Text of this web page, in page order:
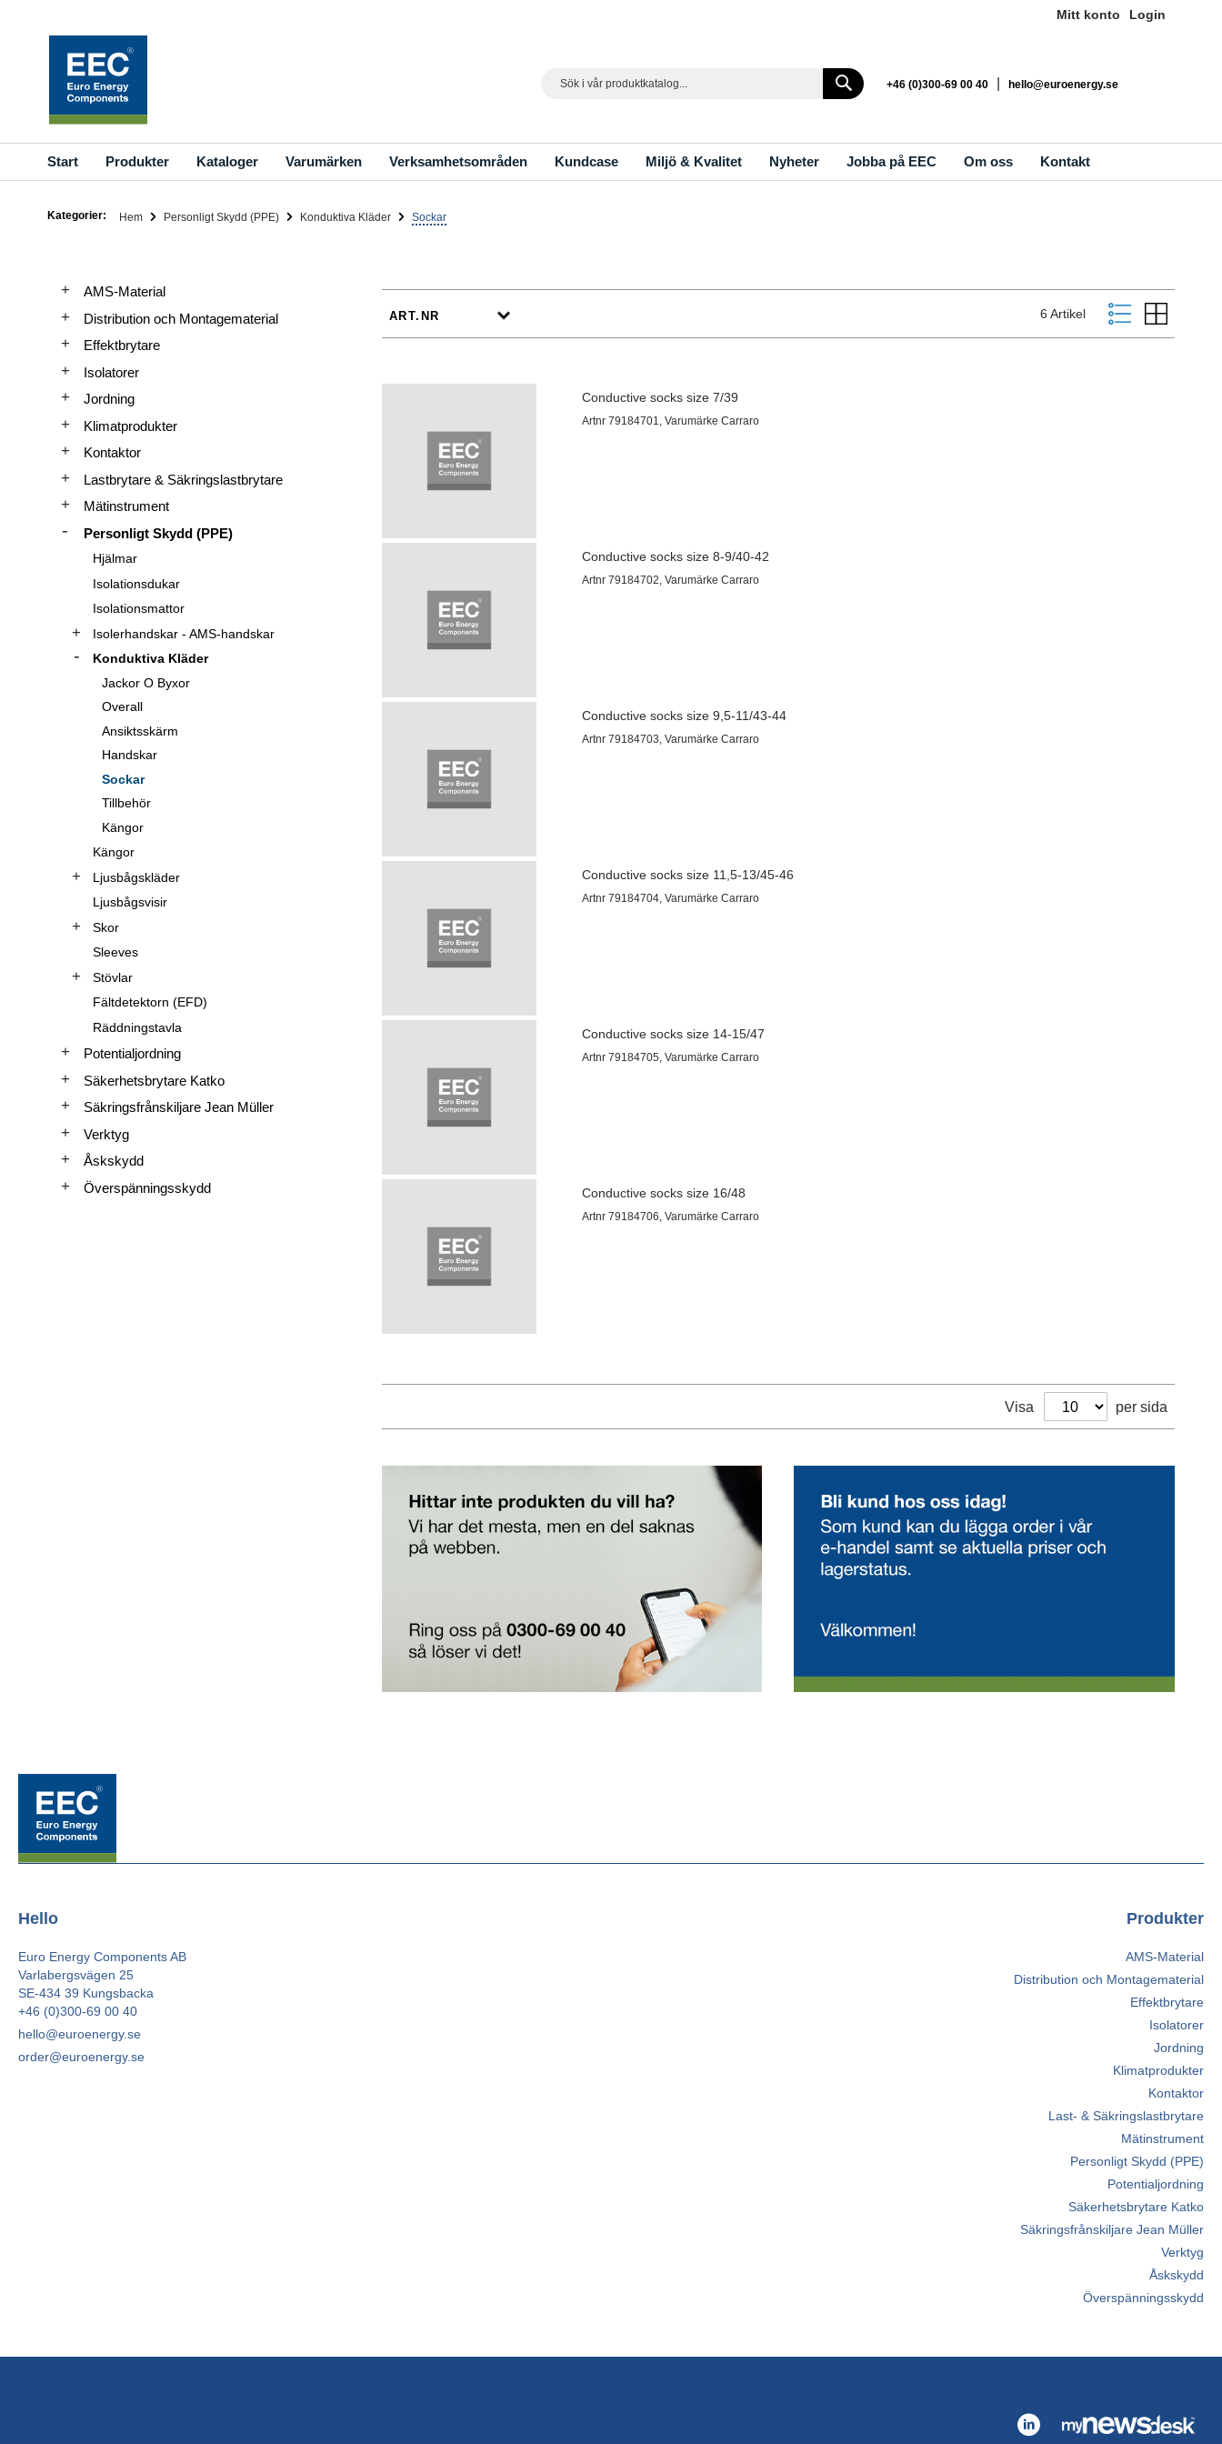
Mitt konto Login
till
innehållet
+46 (0)300-69 00 40 hello@euroenergy.se
Search
Start Produkter Kataloger Varumärken Verksamhetsområden Kundcase Miljö & Kvalitet Nyheter Jobba på EEC Om oss Kontakt
Kategorier: Hem Personligt Skydd (PPE) Konduktiva Kläder Sockar
Visa
som
ListvyRutnät
6 Artikel
Conductive socks size 7/39
Artnr 79184701, Varumärke Carraro
Conductive socks size 8-9/40-42
Artnr 79184702, Varumärke Carraro
Conductive socks size 9,5-11/43-44
Artnr 79184703, Varumärke Carraro
Conductive socks size 11,5-13/45-46
Artnr 79184704, Varumärke Carraro
Conductive socks size 14-15/47
Artnr 79184705, Varumärke Carraro
Conductive socks size 16/48
Artnr 79184706, Varumärke Carraro
Visa per sida
AMS-Material
Distribution och Montagematerial
Effektbrytare
Isolatorer
Jordning
Klimatprodukter
Kontaktor
Lastbrytare & Säkringslastbrytare
Mätinstrument
Personligt Skydd (PPE)
Hjälmar
Isolationsdukar
Isolationsmattor
Isolerhandskar - AMS-handskar
Konduktiva Kläder
Jackor O Byxor
Overall
Ansiktsskärm
Handskar
Sockar
Tillbehör
Kängor
Kängor
Ljusbågskläder
Ljusbågsvisir
Skor
Sleeves
Stövlar
Fältdetektorn (EFD)
Räddningstavla
Potentialjordning
Säkerhetsbrytare Katko
Säkringsfrånskiljare Jean Müller
Verktyg
Åskskydd
Överspänningsskydd
Produkter
AMS-Material
Distribution och Montagematerial
Effektbrytare
Isolatorer
Jordning
Klimatprodukter
Kontaktor
Last- & Säkringslastbrytare
Mätinstrument
Personligt Skydd (PPE)
Potentialjordning
Säkerhetsbrytare Katko
Säkringsfrånskiljare Jean Müller
Verktyg
Åskskydd
Överspänningsskydd
Hello
Euro Energy Components AB
Varlabergsvägen 25
SE-434 39 Kungsbacka
+46 (0)300-69 00 40
hello@euroenergy.se
order@euroenergy.se